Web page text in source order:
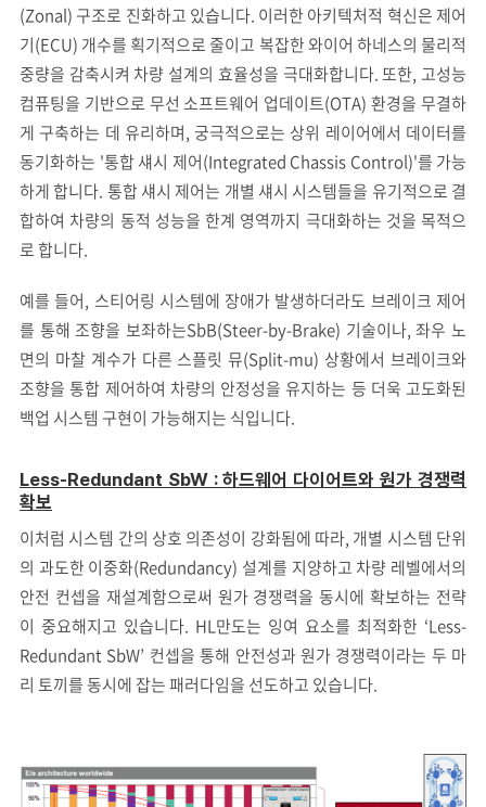
(Zonal) 구조로 진화하고 있습니다. 이러한 아키텍처적 혁신은 제어
기(ECU) 개수를 획기적으로 줄이고 복잡한 와이어 하네스의 물리적
중량을 감축시켜 차량 설계의 효율성을 극대화합니다. 또한, 고성능
컴퓨팅을 기반으로 무선 소프트웨어 업데이트(OTA) 환경을 무결하
게 구축하는 데 유리하며, 궁극적으로는 상위 레이어에서 데이터를
동기화하는 '통합 섀시 제어(Integrated Chassis Control)'를 가능
하게 합니다. 통합 섀시 제어는 개별 섀시 시스템들을 유기적으로 결
합하여 차량의 동적 성능을 한계 영역까지 극대화하는 것을 목적으
로 합니다.
예를 들어, 스티어링 시스템에 장애가 발생하더라도 브레이크 제어
를 통해 조향을 보좌하는SbB(Steer-by-Brake) 기술이나, 좌우 노
면의 마찰 계수가 다른 스플릿 뮤(Split-mu) 상황에서 브레이크와
조향을 통합 제어하여 차량의 안정성을 유지하는 등 더욱 고도화된
백업 시스템 구현이 가능해지는 식입니다.
Less-Redundant SbW : 하드웨어 다이어트와 원가 경쟁력
확보
이처럼 시스템 간의 상호 의존성이 강화됨에 따라, 개별 시스템 단위
의 과도한 이중화(Redundancy) 설계를 지양하고 차량 레벨에서의
안전 컨셉을 재설계함으로써 원가 경쟁력을 동시에 확보하는 전략
이 중요해지고 있습니다. HL만도는 잉여 요소를 최적화한 ‘Less-
Redundant SbW’ 컨셉을 통해 안전성과 원가 경쟁력이라는 두 마
리 토끼를 동시에 잡는 패러다임을 선도하고 있습니다.